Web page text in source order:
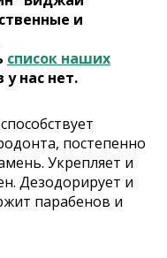
и
список наших
у нас нет.
постепенно
Укрепляет и
Дезодорирует и
парабенов и